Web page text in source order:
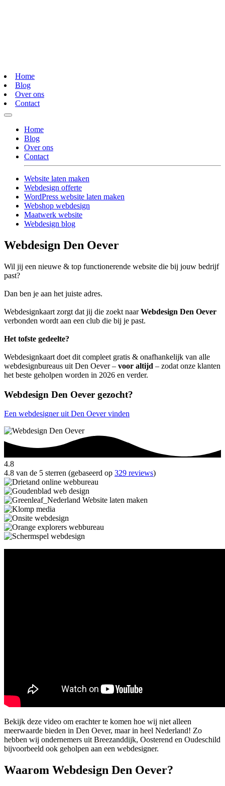
Home
Blog
Over ons
Contact
Home
Blog
Over ons
Contact
Website laten maken
Webdesign offerte
WordPress website laten maken
Webshop webdesign
Maatwerk website
Webdesign blog
Webdesign Den Oever
Wil jij een nieuwe & top functionerende website die bij jouw bedrijf
past?
Dan ben je aan het juiste adres.
Webdesignkaart zorgt dat jij die zoekt naarWebdesign Den Oever
verbonden wordt aan een club die bij je past.
Het tofste gedeelte?
Webdesignkaart doet dit compleet gratis & onafhankelijk van alle
webdesignbureaus uit Den Oever – voor altijd – zodat onze klanten
het beste geholpen worden in 2026 en verder.
Webdesign Den Oever gezocht?
Een webdesigner uit Den Oever vinden
4.8
4.8 van de 5 sterren (gebaseerd op 329 reviews)
Bekijk deze video om erachter te komen hoe wij niet alleen
meerwaarde bieden in Den Oever, maar in heel Nederland! Zo
hebben wij ondernemers uit Breezanddijk, Oosterend en Oudeschild
bijvoorbeeld ook geholpen aan een webdesigner.
Waarom Webdesign Den Oever?